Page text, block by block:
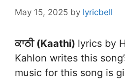
May 15, 2025 by lyricbell
ਕਾਠੀ (Kaathi) lyrics by
Kahlon writes this
music for this song is